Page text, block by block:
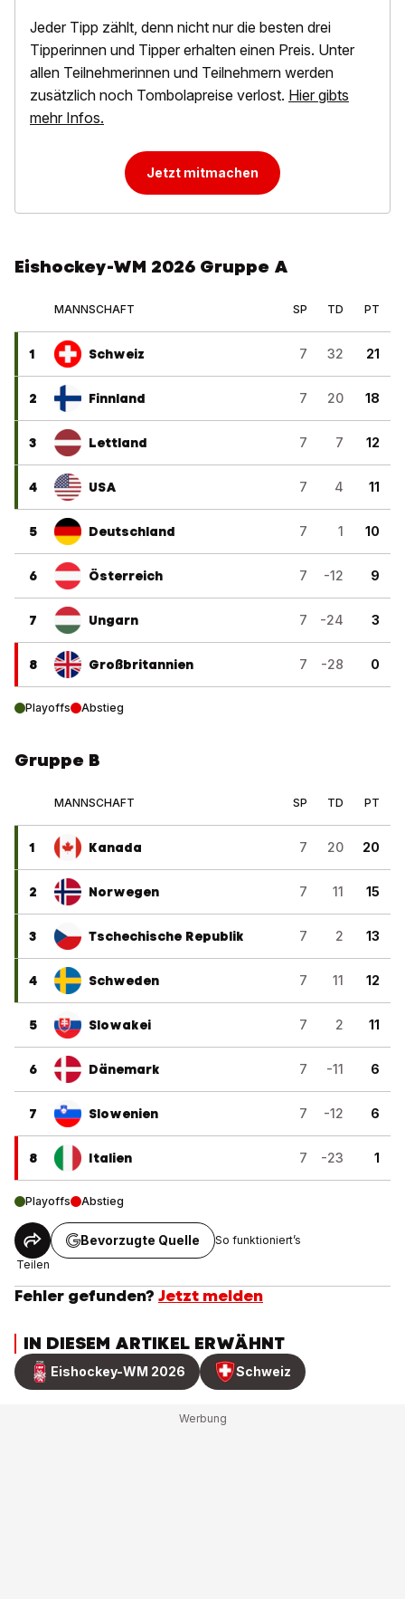
Jeder Tipp zählt, denn nicht nur die besten drei
Tipperinnen und Tipper erhalten einen Preis. Unter
allen Teilnehmerinnen und Teilnehmern werden
zusätzlich noch Tombolapreise verlost. Hier gibts
mehr Infos.
Jetzt mitmachen
Eishockey-WM 2026 Gruppe A
MANNSCHAFT SP TD PT
1 Schweiz 7 32 21
2 Finnland 7 20 18
3 Lettland 7 7 12
4 USA 7 4 11
5 Deutschland 7 1 10
6 Österreich 7 -12 9
7 Ungarn 7 -24 3
8 Großbritannien 7 -28 0
Playoffs Abstieg
Gruppe B
MANNSCHAFT SP TD PT
1 Kanada 7 20 20
2 Norwegen 7 11 15
3 Tschechische Republik 7 2 13
4 Schweden 7 11 12
5 Slowakei 7 2 11
6 Dänemark 7 -11 6
7 Slowenien 7 -12 6
8 Italien 7 -23 1
Playoffs Abstieg
Teilen
Bevorzugte Quelle So funktioniert’s
Fehler gefunden? Jetzt melden
IN DIESEM ARTIKEL ERWÄHNT
Eishockey-WM 2026 Schweiz